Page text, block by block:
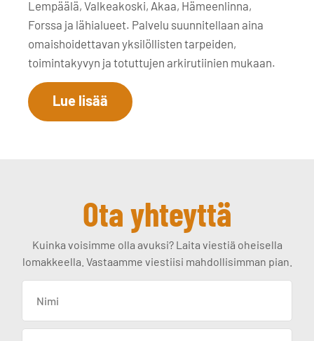
Lempäälä, Valkeakoski, Akaa, Hämeenlinna,
Forssa ja lähialueet. Palvelu suunnitellaan aina
omaishoidettavan yksilöllisten tarpeiden,
toimintakyvyn ja totuttujen arkirutiinien mukaan.
Lue lisää
Ota yhteyttä
Kuinka voisimme olla avuksi? Laita viestiä oheisella
lomakkeella. Vastaamme viestiisi mahdollisimman pian.